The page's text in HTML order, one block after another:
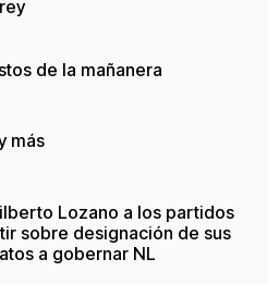
de la mañanera
más
Lozano a los partidos
sobre designación de sus
a gobernar NL